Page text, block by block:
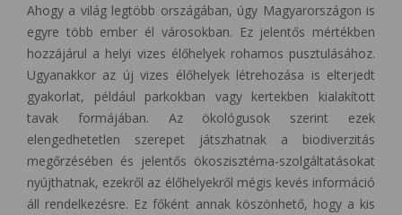
Ahogy a világ legtöbb országában, úgy Magyarországon is
egyre több ember él városokban. Ez jelentős mértékben
hozzájárul a helyi vizes élőhelyek rohamos pusztulásához.
Ugyanakkor az új vizes élőhelyek létrehozása is elterjedt
gyakorlat, például parkokban vagy kertekben kialakított
tavak formájában. Az ökológusok szerint ezek
elengedhetetlen szerepet játszhatnak a biodiverzitás
megőrzésében és jelentős ökoszisztéma-szolgáltatásokat
nyújthatnak, ezekről az élőhelyekről mégis kevés információ
áll rendelkezésre. Ez főként annak köszönhető, hogy a kis